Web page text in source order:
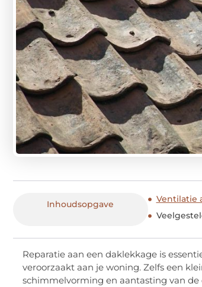
Inhoudsopgave
Ventilatie
Reparatie aan een daklekkage is
veroorzaakt aan je woning. Zelfs een
schimmelvorming en aantasting van de